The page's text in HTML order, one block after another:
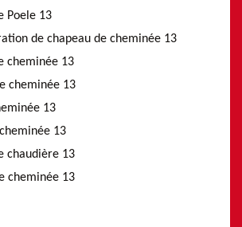
Poele 13
de chapeau de cheminée 13
cheminée 13
cheminée 13
13
13
chaudière 13
cheminée 13